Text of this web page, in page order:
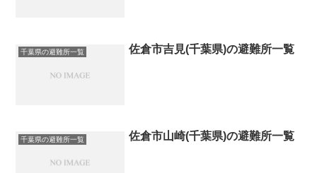
千葉県の避難所一覧 佐倉市吉見(千葉県)の避難所一覧
千葉県の避難所一覧 佐倉市山崎(千葉県)の避難所一覧